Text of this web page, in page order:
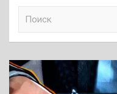
к